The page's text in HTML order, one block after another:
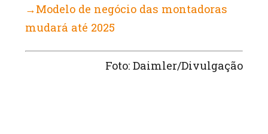
→Modelo de negócio das montadoras
mudará até 2025
Foto: Daimler/Divulgação